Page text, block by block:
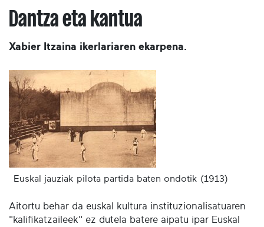
Dantza eta kantua
Xabier Itzaina ikerlariaren ekarpena.
Euskal jauziak pilota partida baten ondotik (1913)
Aitortu behar da euskal kultura instituzionalisatuaren
"kalifikatzaileek" ez dutela batere aipatu ipar Euskal